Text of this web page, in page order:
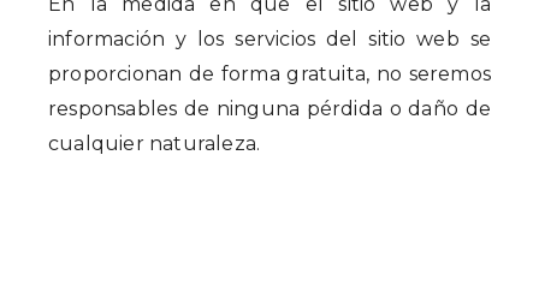
información y los servicios del sitio web se
proporcionan de forma gratuita, no seremos
responsables de ninguna pérdida o daño de
cualquier naturaleza.